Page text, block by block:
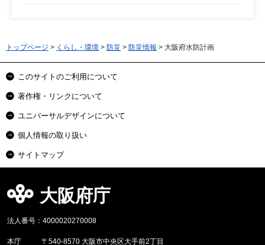
トップページ > くらし・環境 > 防災 > 防災情報 > 大阪府水防計画
このサイトのご利用について
著作権・リンクについて
ユニバーサルデザインについて
個人情報の取り扱い
サイトマップ
大阪府庁
法人番号：4000020270008
本庁 〒540-8570 大阪市中央区大手前2丁目